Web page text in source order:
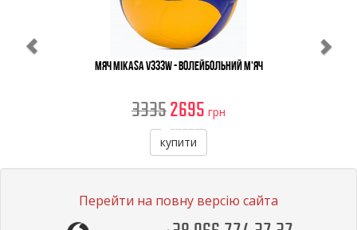
Мяч Mikasa V333W - Волейбольний М'яч
33352695 грн
купити
Перейти на повну версію сайта